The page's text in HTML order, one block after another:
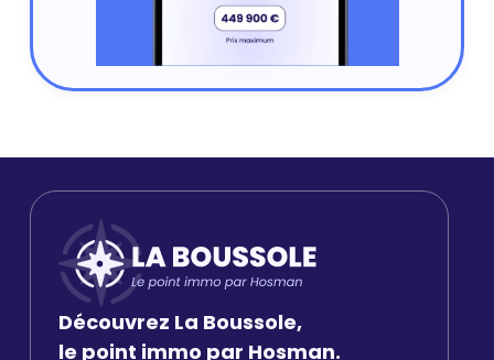
Découvrez La Boussole,
le point immo par Hosman.